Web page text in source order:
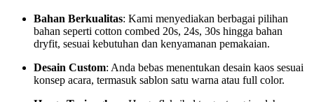
Bahan Berkualitas: Kami menyediakan berbagai pilihan
bahan seperti cotton combed 20s, 24s, 30s hingga bahan
dryfit, sesuai kebutuhan dan kenyamanan pemakaian.
Desain Custom: Anda bebas menentukan desain kaos sesuai
konsep acara, termasuk sablon satu warna atau full color.